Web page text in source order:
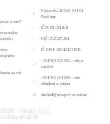
u nás?
za rok
Nitrianska 1837/5, 921 01
Piešťany
IČO: 53 123 816
DIČ: 2121271911
IČ DPH: SK2121271911
+421 903 522 983 - info o
kurzoch
+421 905 881 809 - info
ohľadom e-shopu
obchod@prvapomoc.online
- Helpo. s.r.o.
podnik